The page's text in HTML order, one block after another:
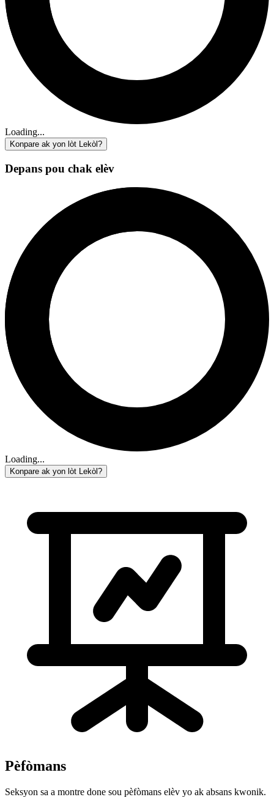
Loading...
Konpare ak yon lòt Lekòl?
Depans pou chak elèv
Loading...
Konpare ak yon lòt Lekòl?
Pèfòmans
Seksyon sa a montre done sou pèfòmans elèv yo ak absans kwonik.